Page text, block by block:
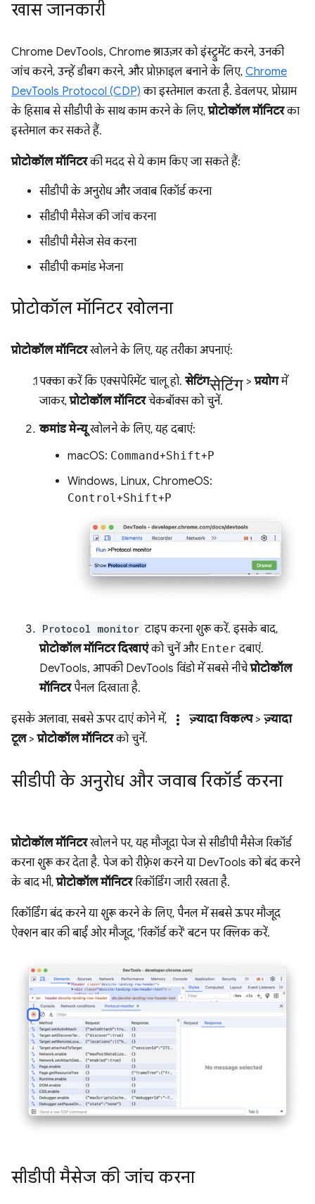
खास जानकारी
Chrome DevTools, Chrome ब्राउज़र को इंस्ट्रुमेंट करने, उनकी
जांच करने, उन्हें डीबग करने, और प्रोफ़ाइल बनाने के लिए, Chrome
DevTools Protocol (CDP) का इस्तेमाल करता है. डेवलपर, प्रोग्राम
के हिसाब से सीडीपी के साथ काम करने के लिए,प्रोटोकॉल मॉनिटरका
इस्तेमाल कर सकते हैं.
प्रोटोकॉल मॉनिटरकी मदद से ये काम किए जा सकते हैं:
सीडीपी के अनुरोध और जवाब रिकॉर्ड करना
सीडीपी मैसेज की जांच करना
सीडीपी मैसेज सेव करना
सीडीपी कमांड भेजना
प्रोटोकॉल मॉनिटर खोलना
प्रोटोकॉल मॉनिटरखोलने के लिए, यह तरीका अपनाएं:
पक्का करें कि एक्सपेरिमेंट चालू हो. सेटिंगसेटिंग >प्रयोगमें
जाकर,प्रोटोकॉल मॉनिटरचेकबॉक्स को चुनें.
कमांड मेन्यूखोलने के लिए, यह दबाएं:
macOS: Command+Shift+P
Windows, Linux, ChromeOS:
Control+Shift+P
Protocol monitor टाइप करना शुरू करें. इसके बाद,
प्रोटोकॉल मॉनिटर दिखाएंको चुनें और Enter दबाएं.
DevTools, आपकी DevTools विंडो में सबसे नीचेप्रोटोकॉल
मॉनिटरपैनल दिखाता है.
इसके अलावा, सबसे ऊपर दाएं कोने में, more_vert ज़्यादा विकल्प> ज़्यादा
टूल>प्रोटोकॉल मॉनिटरको चुनें.
सीडीपी के अनुरोध और जवाब रिकॉर्ड करना
प्रोटोकॉल मॉनिटरखोलने पर, यह मौजूदा पेज से सीडीपी मैसेज रिकॉर्ड
करना शुरू कर देता है. पेज को रीफ़्रेश करने या DevTools को बंद करने
के बाद भी,प्रोटोकॉल मॉनिटररिकॉर्डिंग जारी रखता है.
रिकॉर्डिंग बंद करने या शुरू करने के लिए, पैनल में सबसे ऊपर मौजूद
ऐक्शन बार की बाईं ओर मौजूद, 'रिकॉर्ड करें' बटन पर क्लिक करें.
सीडीपी मैसेज की जांच करना